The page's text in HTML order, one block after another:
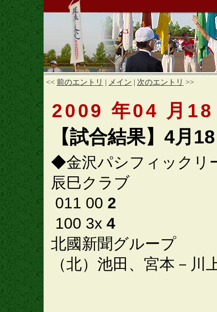
<< 前のエントリ | メイン | 次のエントリ >>
2009 年04 月
【試合結果】4月
◆金沢パシフィック
辰巳クラブ
011 00 2
100 3x 4
北國新聞グループ
（北）池田、宮本－川